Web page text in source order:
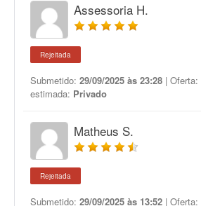
Assessoria H.
Rejeitada
Submetido: 29/09/2025 às 23:28 | Oferta:
estimada: Privado
Matheus S.
Rejeitada
Submetido: 29/09/2025 às 13:52 | Oferta: